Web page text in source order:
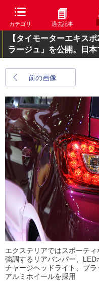
カテゴリ 過去記事
【タイモーターエキス
ラージュ」を公開。日
前の画像
エクステリアではスポーテ
強調するリアバンパー、
チャージヘッドライト、ブ
アルミホイールを採用